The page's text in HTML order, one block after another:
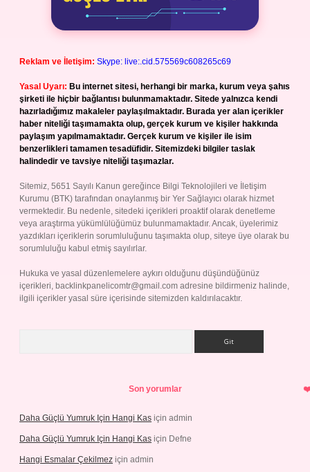
Reklam ve İletişim: Skype: live:.cid.575569c608265c69
Yasal Uyarı: Bu internet sitesi, herhangi bir marka, kurum veya şahıs
şirketi ile hiçbir bağlantısı bulunmamaktadır. Sitede yalnızca kendi
hazırladığımız makaleler paylaşılmaktadır. Burada yer alan içerikler
haber niteliği taşımamakta olup, gerçek kurum ve kişiler hakkında
paylaşım yapılmamaktadır. Gerçek kurum ve kişiler ile isim
benzerlikleri tamamen tesadüfidir. Sitemizdeki bilgiler taslak
halindedir ve tavsiye niteliği taşımazlar.
Sitemiz, 5651 Sayılı Kanun gereğince Bilgi Teknolojileri ve İletişim
Kurumu (BTK) tarafından onaylanmış bir Yer Sağlayıcı olarak hizmet
vermektedir. Bu nedenle, sitedeki içerikleri proaktif olarak denetleme
veya araştırma yükümlülüğümüz bulunmamaktadır. Ancak, üyelerimiz
yazdıkları içeriklerin sorumluluğunu taşımakta olup, siteye üye olarak bu
sorumluluğu kabul etmiş sayılırlar.
Hukuka ve yasal düzenlemelere aykırı olduğunu düşündüğünüz
içerikleri, backlinkpanelicomtr@gmail.com adresine bildirmeniz halinde,
ilgili içerikler yasal süre içerisinde sitemizden kaldırılacaktır.
Son yorumlar
Daha Güçlü Yumruk Için Hangi Kas için admin
Daha Güçlü Yumruk Için Hangi Kas için Defne
Hangi Esmalar Çekilmez için admin